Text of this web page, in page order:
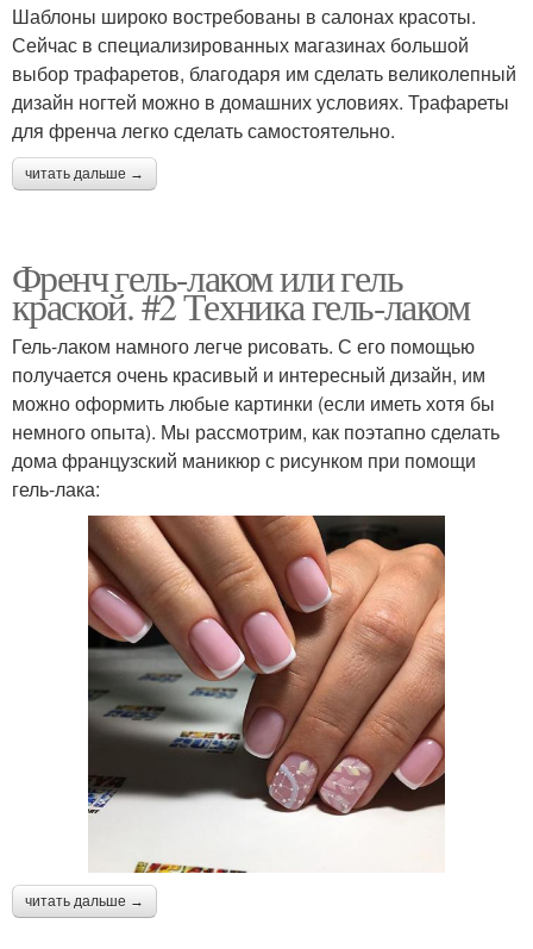
Шаблоны широко востребованы в салонах красоты.
Сейчас в специализированных магазинах большой
выбор трафаретов, благодаря им сделать великолепный
дизайн ногтей можно в домашних условиях. Трафареты
для френча легко сделать самостоятельно.
читать дальше →
Френч гель-лаком или гель
краской. #2 Техника гель-лаком
Гель-лаком намного легче рисовать. С его помощью
получается очень красивый и интересный дизайн, им
можно оформить любые картинки (если иметь хотя бы
немного опыта). Мы рассмотрим, как поэтапно сделать
дома французский маникюр с рисунком при помощи
гель-лака:
читать дальше →